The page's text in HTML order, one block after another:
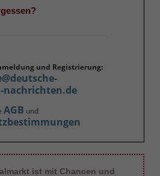
und Registrierung:
AGB und
ist mit Chancen und